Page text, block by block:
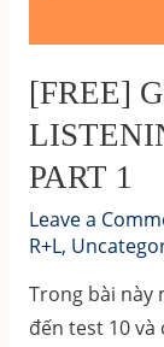
[FREE]
PART 1
Leave a
R+L,
Trong bài này
đến test 10